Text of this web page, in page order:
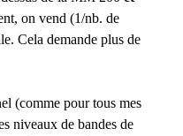
on vend (1/nb. de
Cela demande plus de
(comme pour tous mes
niveaux de bandes de